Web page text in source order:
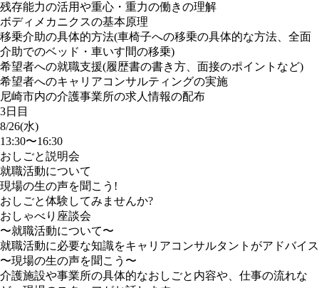
残存能力の活用や重心・重力の働きの理解
ボディメカニクスの基本原理
移乗介助の具体的方法(車椅子への移乗の具体的な方法、全面
介助でのベッド・車いす間の移乗)
希望者への就職支援(履歴書の書き方、面接のポイントなど)
希望者へのキャリアコンサルティングの実施
尼崎市内の介護事業所の求人情報の配布
3日目
8/26(水)
13:30〜16:30
おしごと説明会
就職活動について
現場の生の声を聞こう!
おしごと体験してみませんか?
おしゃべり座談会
〜就職活動について〜
就職活動に必要な知識をキャリアコンサルタントがアドバイス
〜現場の生の声を聞こう〜
介護施設や事業所の具体的なおしごと内容や、仕事の流れな